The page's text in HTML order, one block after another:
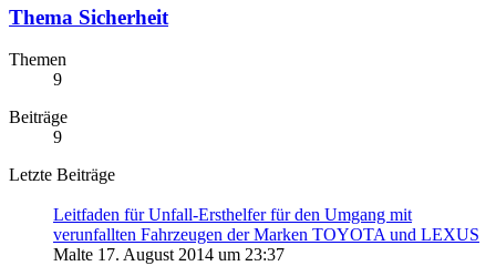
Thema Sicherheit
Themen
9
Beiträge
9
Letzte Beiträge
Leitfaden für Unfall-Ersthelfer für den Umgang mit
verunfallten Fahrzeugen der Marken TOYOTA und LEXUS
Malte 17. August 2014 um 23:37